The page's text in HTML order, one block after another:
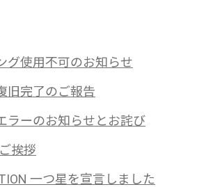
グ使用不可のお知らせ
旧完了のご報告
ラーのお知らせとお詫び
挨拶
一つ星を宣言しました